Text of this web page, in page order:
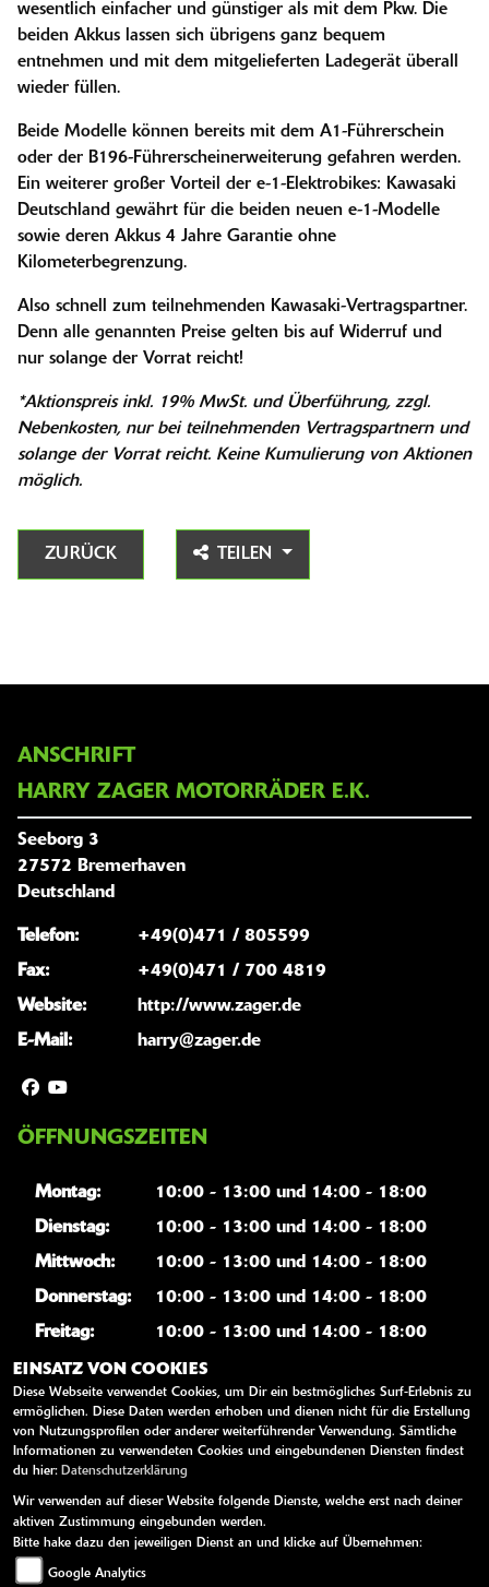
wesentlich einfacher und günstiger als mit dem Pkw. Die
beiden Akkus lassen sich übrigens ganz bequem
entnehmen und mit dem mitgelieferten Ladegerät überall
wieder füllen.
Beide Modelle können bereits mit dem A1-Führerschein
oder der B196-Führerscheinerweiterung gefahren werden.
Ein weiterer großer Vorteil der e-1-Elektrobikes: Kawasaki
Deutschland gewährt für die beiden neuen e-1-Modelle
sowie deren Akkus 4 Jahre Garantie ohne
Kilometerbegrenzung.
Also schnell zum teilnehmenden Kawasaki-Vertragspartner.
Denn alle genannten Preise gelten bis auf Widerruf und
nur solange der Vorrat reicht!
*Aktionspreis inkl. 19% MwSt. und Überführung, zzgl.
Nebenkosten, nur bei teilnehmenden Vertragspartnern und
solange der Vorrat reicht. Keine Kumulierung von Aktionen
möglich.
ZURÜCK TEILEN
ANSCHRIFT
HARRY ZAGER MOTORRÄDER E.K.
Seeborg 3
27572 Bremerhaven
Deutschland
Telefon:
+49(0)471 / 805599
Fax:
+49(0)471 / 700 4819
Website:
http://www.zager.de
E-Mail:
harry@zager.de
ÖFFNUNGSZEITEN
Montag:
10:00 - 13:00 und 14:00 - 18:00
Dienstag:
10:00 - 13:00 und 14:00 - 18:00
Mittwoch:
10:00 - 13:00 und 14:00 - 18:00
Donnerstag:
10:00 - 13:00 und 14:00 - 18:00
Freitag:
10:00 - 13:00 und 14:00 - 18:00
Samstag:
10:00 - 14:00
Sonntag:
geschlossen
WEITERE LINKS
Youtube
Kawasaki News
Kawasaki Handbücher
EINSATZ VON COOKIES
Diese Webseite verwendet Cookies, um Dir ein bestmögliches Surf-Erlebnis zu
ermöglichen. Diese Daten werden erhoben und dienen nicht für die Erstellung
von Nutzungsprofilen oder anderer weiterführender Verwendung. Sämtliche
Informationen zu verwendeten Cookies und eingebundenen Diensten findest
du hier: Datenschutzerklärung
Wir verwenden auf dieser Website folgende Dienste, welche erst nach deiner
aktiven Zustimmung eingebunden werden.
Bitte hake dazu den jeweiligen Dienst an und klicke auf Übernehmen:
Google Analytics